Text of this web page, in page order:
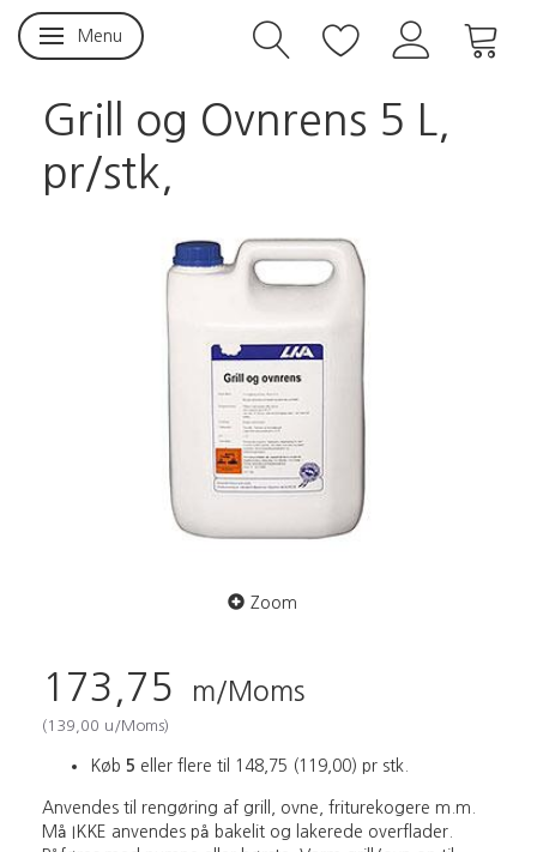
Skifte navigation
Menu
Grill og Ovnrens 5 L,
pr/stk,
Zoom
173,75 m/Moms
(139,00 u/Moms)
Køb 5 eller flere til 148,75 (119,00) pr stk.
Anvendes til rengøring af grill, ovne, friturekogere m.m.
Må IKKE anvendes på bakelit og lakerede overflader.